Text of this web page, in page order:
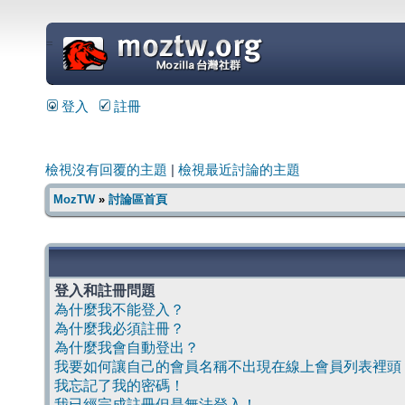
=
登入 註冊
檢視沒有回覆的主題 檢視最近討論的主題
MozTW» 討論區首頁
登入和註冊問題
為什麼我不能登入？
為什麼我必須註冊？
為什麼我會自動登出？
我要如何讓自己的會員名稱不出現在線上會員列表裡頭
我忘記了我的密碼！